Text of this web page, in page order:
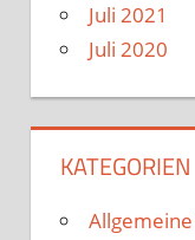
Juli 2021
Juli 2020
KATEGORIEN